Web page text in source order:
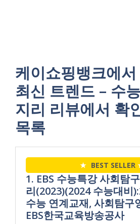
케이쇼핑뱅크에
최신 트렌드 – 수
지리 리뷰에서 확
목록
★ BEST SELLER
1. EBS 수능특강 사회탐
리(2023)(2024 수능대비
수능 연계교재, 사회탐구
EBS한국교육방송공사